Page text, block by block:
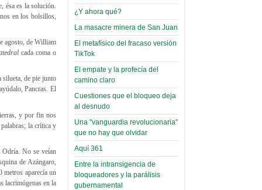
ésa es la solución.
en los bolsillos,
agosto, de William
cada coma o
silueta, de pie junto
Pancras. El
y por fin nos
la crítica y
Odría. No se veían
de Azángaro,
metros aparecía un
lacrimógenas en la
Leer Más...
“Tuna Femenina San Andrés”
toca y canta con coraje
Miércoles, 14 Septiembre 2022
Leer Más...
Posesionan a dirigentes de
Asociación de Docentes
Domingo, 14 Agosto 2022
Leer Más...
de un álbum de
narco-fotos
(Miscelánea
Palaciega 8)
El Infamatorio
Miércoles, 19 Junio 2019
Read more...
Cosmética
descolonizadora
(Miscelánea
palaciega 7)
El Infamatorio
Lunes, 27 Mayo 2019
¿Y ahora qué?
La masacre minera de San Juan
El metafísico del fracaso versión
TikTok
El empate y la profecía del
camino claro
Cuestiones que el bloqueo deja
al desnudo
Una "vanguardia revolucionaria"
que no hay que olvidar
Aquí 361
Entre la intransigencia de
bloqueadores y la parálisis
gubernamental